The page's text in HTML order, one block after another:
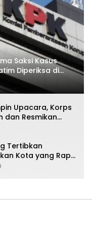
Saksi Kasus
Diperiksa di
Upacara, Korps
dan Resmikan
Tertibkan
Kota yang Rapi